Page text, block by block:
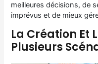
meilleures décisions, de
imprévus et de mieux
La Création Et
Plusieurs